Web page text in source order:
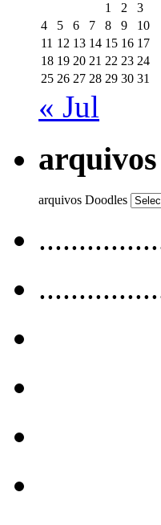
1
2
3
4
5 6 7 8 9
10
11 12 13 14 15 16 17
18 19 20 21 22 23 24
25 26 27 28 29 30 31
« Jul
arquivos Doodles